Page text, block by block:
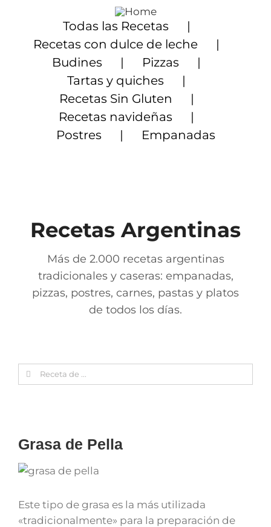
contenido
Todas las Recetas
Recetas con dulce de leche
Budines
Pizzas
Tartas y quiches
Recetas Sin Gluten
Recetas navideñas
Postres
Empanadas
Recetas Argentinas
Más de 2.000 recetas argentinas
tradicionales y caseras: empanadas,
pizzas, postres, carnes, pastas y platos
de todos los días.
Search
for:
Grasa de Pella
Este tipo de grasa es la más utilizada
«tradicionalmente» para la preparación de